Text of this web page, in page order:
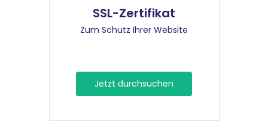
SSL-Zertifikat
Zum Schutz Ihrer Website
Jetzt durchsuchen